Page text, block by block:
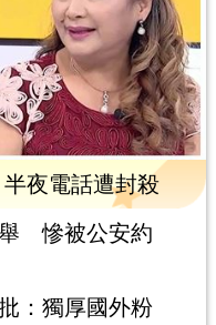
夜電話遭封殺
慘被公安約
：獨厚國外粉